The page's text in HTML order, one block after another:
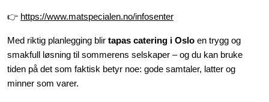
👉 https://www.matspecialen.no/infosenter
Med riktig planlegging blir tapas catering i Oslo en trygg og
smakfull løsning til sommerens selskaper – og du kan bruke
tiden på det som faktisk betyr noe: gode samtaler, latter og
minner som varer.